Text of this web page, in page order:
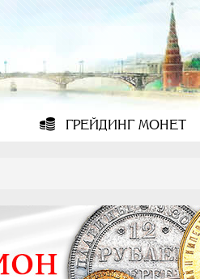
ГРЕЙДИНГМОНЕТ